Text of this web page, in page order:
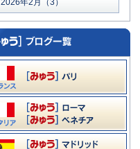
2026年2月（3）